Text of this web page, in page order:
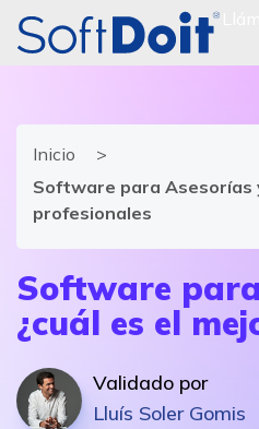
Inicio
Software para Asesorías
profesionales
Software
¿cuál es el
Validado por
Lluís Soler Gomis